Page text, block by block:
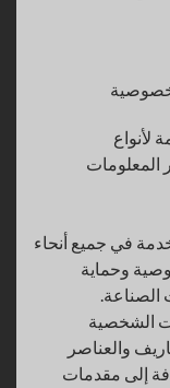
لأنواع
المعلومات
في جميع أنحاء
وحماية
الصناعة.
والعناصر
إلى مقدمات